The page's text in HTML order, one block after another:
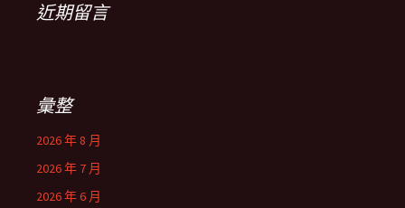
近期留言
彙整
2026 年 8 月
2026 年 7 月
2026 年 6 月